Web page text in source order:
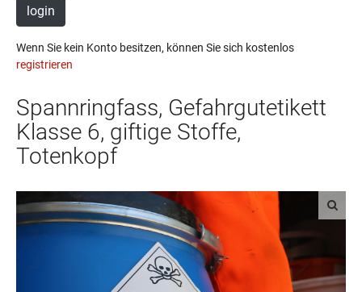
login
Wenn Sie kein Konto besitzen, können Sie sich kostenlos
registrieren
Spannringfass, Gefahrgutetikett
Klasse 6, giftige Stoffe,
Totenkopf